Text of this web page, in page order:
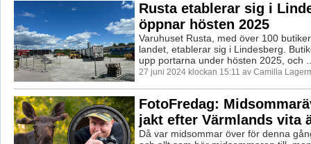
Rusta etablerar sig i
öppnar hösten 2025
Varuhuset Rusta, med över 100
landet, etablerar sig i Lindesberg.
upp portarna under hösten 2025, och
27 juni 2024 klockan 15:11 av Camilla
FotoFredag:
jakt efter Värmlands vita
Då var midsommar över för denna